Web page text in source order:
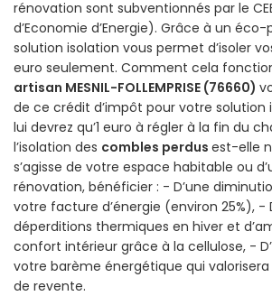
rénovation sont subventionnés par le
d’Economie d’Energie). Grâce à un
solution isolation vous permet d’isoler
euro seulement. Comment cela
artisan MESNIL-FOLLEMPRISE (76660)
de ce crédit d’impôt pour votre solution
lui devrez qu’1 euro à régler à la fin du
l’isolation des combles perdus est-elle
s’agisse de votre espace habitable ou
rénovation, bénéficier : - D’une
votre facture d’énergie (environ 25%), -
déperditions thermiques en hiver et
confort intérieur grâce à la cellulose, -
votre barème énergétique qui
de revente.